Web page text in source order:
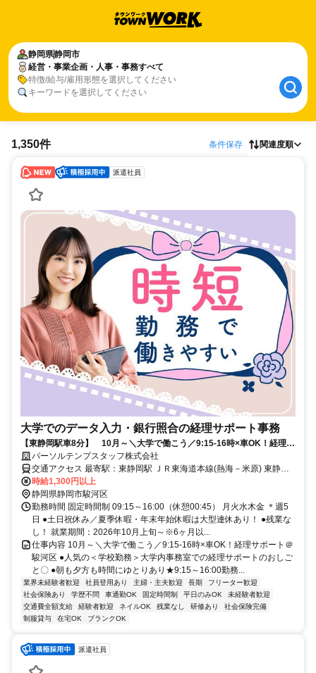
静岡県静岡市
経営・事業企画・人事・事務すべて
特徴/給与/雇用形態を選択してください
キーワードを選択してください
1,350件 条件保存 関連度順
派遣社員
大学でのデータ入力・銀行照合の経理サポート事務
【東静岡駅車8分】 10月～＼大学で働こう／9:15‐16時×車OK！経理サ
ポート＠駿河区
パーソルテンプスタッフ株式会社
交通アクセス 最寄駅：東静岡駅 ＪＲ東海道本線(熱海－米原) 東静岡
駅 車8分 静岡鉄道静岡清水線 県総合運動場駅 車7分 車通勤可能 ●無
料駐車場が使用できます♪
時給1,300円以上
静岡県静岡市駿河区
勤務時間 固定時間制 09:15～16:00（休憩00:45） 月火水木金 ＊週5
日 ●土日祝休み／夏季休暇・年末年始休暇は大型連休あり！ ●残業な
し！ 就業期間：2026年10月上旬～※6ヶ月以...
仕事内容 10月～＼大学で働こう／9:15‐16時×車OK！経理サポート＠
駿河区 ●人気の＜学校勤務＞大学内事務室での経理サポートのおしご
と〇 ●朝も夕方も時間にゆとりあり★9:15～16:00勤務...
業界未経験者歓迎 社員登用あり 主婦・主夫歓迎 長期
フリーター歓迎
社会保険あり
学歴不問 車通勤OK 固定時間制 平日のみOK
未経験者歓迎
交通費全額支給
経験者歓迎 ネイルOK 残業なし 研修あり
社会保険完備
制服貸与
在宅OK ブランクOK
派遣社員